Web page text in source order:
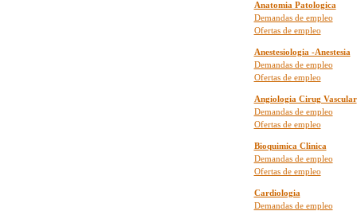
Anatomia Patologica
Demandas de empleo
Ofertas de empleo
Anestesiologia -Anestesia
Demandas de empleo
Ofertas de empleo
Angiologia Cirug Vascular
Demandas de empleo
Ofertas de empleo
Bioquimica Clinica
Demandas de empleo
Ofertas de empleo
Cardiologia
Demandas de empleo